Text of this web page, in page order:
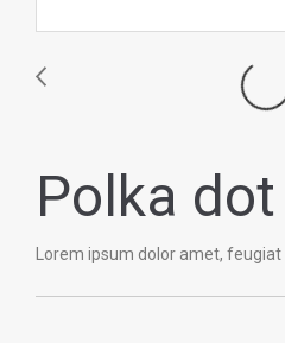
Polka
Lorem ipsum dolor amet,